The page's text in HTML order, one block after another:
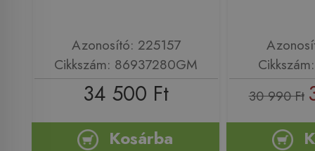
Azonosító: 225157
Cikkszám: 86937280GM
34 500 Ft
Kosárba
30 990 Ft